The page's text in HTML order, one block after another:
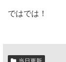
ではでは！